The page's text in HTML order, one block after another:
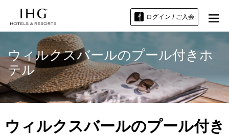
ログイン / ご入会
ウィルクスバールのプール付きホ
テル
ウィルクスバールのプール付き